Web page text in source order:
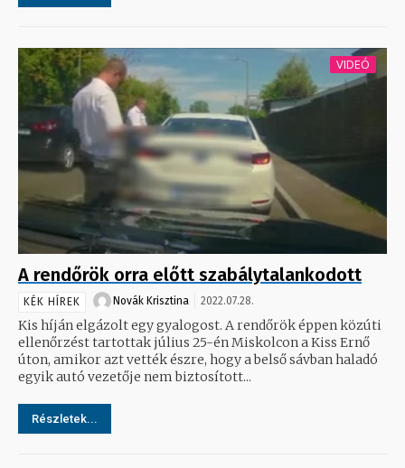
VIDEÓ
A rendőrök orra előtt szabálytalankodott
KÉK HÍREK Novák Krisztina 2022.07.28.
Kis híján elgázolt egy gyalogost. A rendőrök éppen közúti
ellenőrzést tartottak július 25-én Miskolcon a Kiss Ernő
úton, amikor azt vették észre, hogy a belső sávban haladó
egyik autó vezetője nem biztosított...
Részletek...